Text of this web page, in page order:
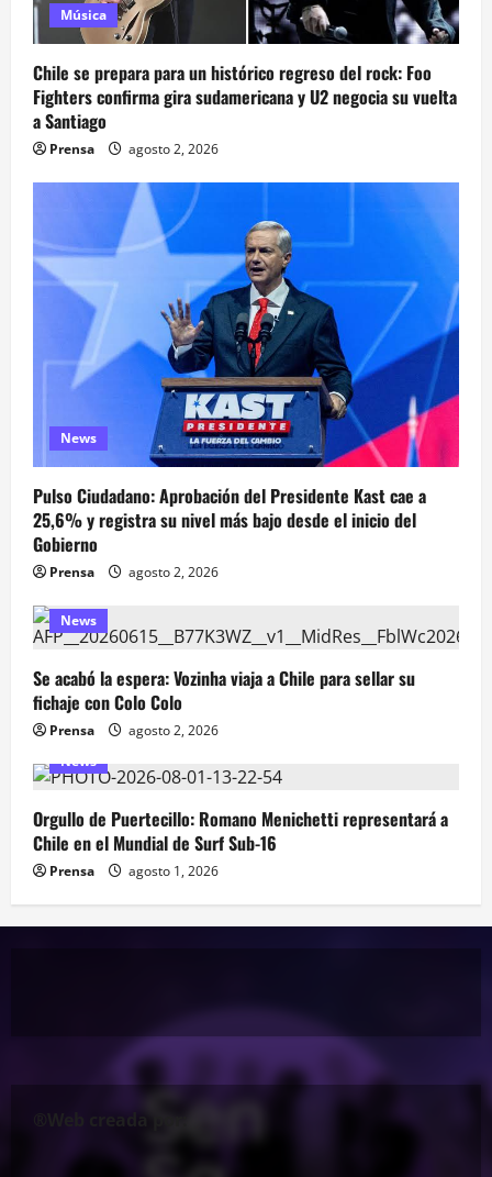
Música
Chile se prepara para un histórico regreso del rock: Foo
Fighters confirma gira sudamericana y U2 negocia su vuelta
a Santiago
Prensa agosto 2, 2026
News
Pulso Ciudadano: Aprobación del Presidente Kast cae a
25,6% y registra su nivel más bajo desde el inicio del
Gobierno
Prensa agosto 2, 2026
News
Se acabó la espera: Vozinha viaja a Chile para sellar su
fichaje con Colo Colo
Prensa
agosto 2, 2026
News
Orgullo de Puertecillo: Romano Menichetti representará a
Chile en el Mundial de Surf Sub-16
Prensa agosto 1, 2026
®Web creada por: